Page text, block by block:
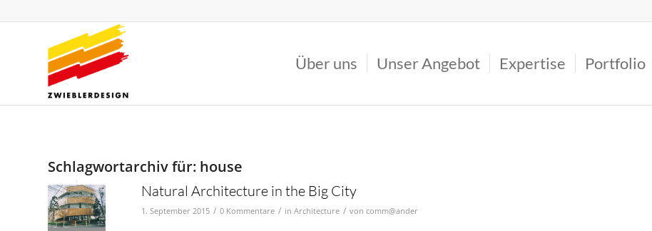
Über uns Unser Angebot Expertise Portfolio
Schlagwortarchiv für: house
Natural Architecture in the Big City
1. September 2015 / 0 Kommentare / in Architecture / von comm@ander